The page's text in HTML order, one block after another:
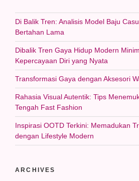
Di Balik Tren: Analisis Model Baju
Bertahan Lama
Dibalik Tren Gaya Hidup Modern
Kepercayaan Diri yang Nyata
Transformasi Gaya dengan Aksesori
Rahasia Visual Autentik: Tips
Tengah Fast Fashion
Inspirasi OOTD Terkini: Memadukan
dengan Lifestyle Modern
ARCHIVES